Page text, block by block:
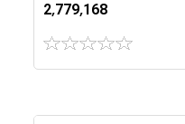
2٬779٬168